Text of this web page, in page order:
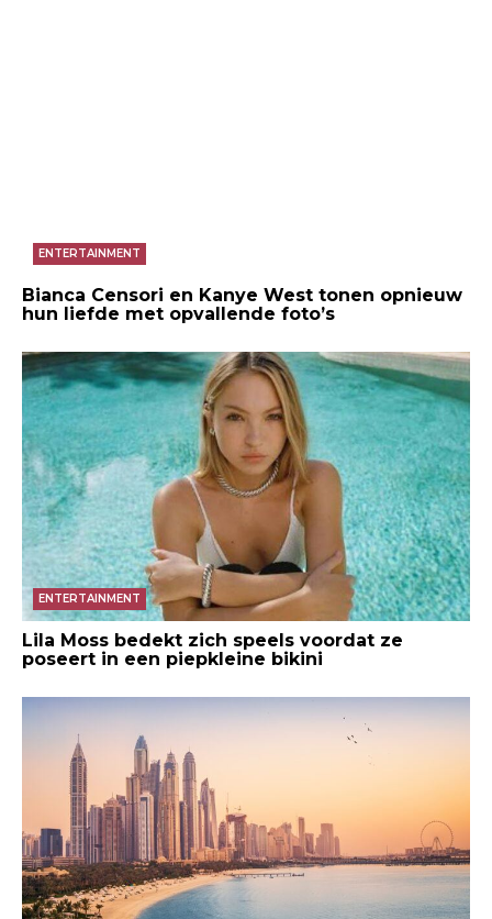
ENTERTAINMENT
Bianca Censori en Kanye West tonen opnieuw
hun liefde met opvallende foto’s
ENTERTAINMENT
Lila Moss bedekt zich speels voordat ze
poseert in een piepkleine bikini